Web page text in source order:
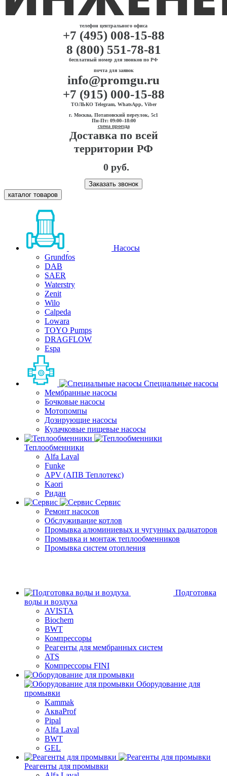
телефон центрального офиса
+7 (495) 008-15-88
8 (800) 551-78-81
бесплатный номер для звонков по РФ
почта для заявок
info@promgu.ru
+7 (915) 000-15-88
ТОЛЬКО Telegram, WhatsApp, Viber
г. Москва, Потаповский переулок, 5с1
Пн-Пт: 09:00–18:00
схема проезда
Доставка по всей
территории РФ
0 руб.
Заказать звонок
каталог товаров
Насосы
Grundfos
DAB
SAER
Waterstry
Zenit
Wilo
Calpeda
Lowara
TOYO Pumps
DRAGFLOW
Espa
Специальные насосы
Мембранные насосы
Бочковые насосы
Мотопомпы
Дозирующие насосы
Кулачковые пищевые насосы
Теплообменники
Alfa Laval
Funke
APV (АПВ Теплотекс)
Kaori
Ридан
Сервис
Ремонт насосов
Обслуживание котлов
Промывка алюминиевых и чугунных радиаторов
Промывка и монтаж теплообменников
Промывка систем отопления
Подготовка
воды и воздуха
AVISTA
Biochem
BWT
Компрессоры
Реагенты для мембранных систем
ATS
Компрессоры FINI
Оборудование для
промывки
Kammak
АкваProf
Pipal
Alfa Laval
BWT
GEL
Реагенты для промывки